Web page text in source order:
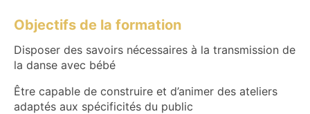
Objectifs de la formation
Disposer des savoirs nécessaires à la transmission de
la danse avec bébé
Être capable de construire et d’animer des ateliers
adaptés aux spécificités du public